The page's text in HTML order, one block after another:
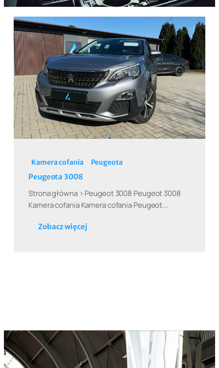
Kamera cofania Peugeota
Peugeota 3008
Strona główna > Peugeot 3008 Peugeot 3008
Kamera cofania Kamera cofania Peugeot...
Zobacz więcej